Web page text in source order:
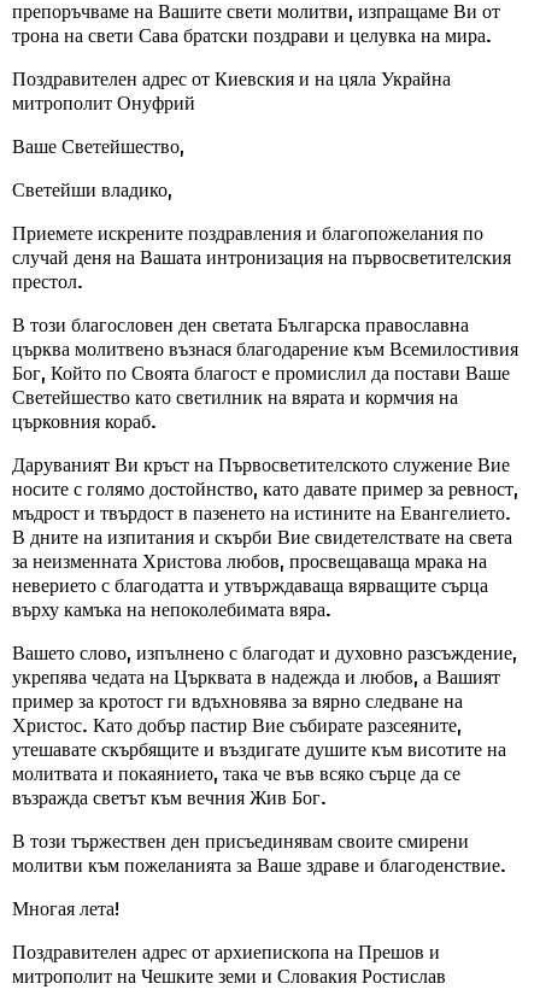
препоръчваме на Вашите свети молитви, изпращаме Ви от
трона на свети Сава братски поздрави и целувка на мира.
Поздравителен адрес от Киевския и на цяла Украйна
митрополит Онуфрий
Ваше Светейшество,
Светейши владико,
Приемете искрените поздравления и благопожелания по
случай деня на Вашата интронизация на първосветителския
престол.
В този благословен ден светата Българска православна
църква молитвено възнася благодарение към Всемилостивия
Бог, Който по Своята благост е промислил да постави Ваше
Светейшество като светилник на вярата и кормчия на
църковния кораб.
Даруваният Ви кръст на Първосветителското служение Вие
носите с голямо достойнство, като давате пример за ревност,
мъдрост и твърдост в пазенето на истините на Евангелието.
В дните на изпитания и скърби Вие свидетелствате на света
за неизменната Христова любов, просвещаваща мрака на
неверието с благодатта и утвърждаваща вярващите сърца
върху камъка на непоколебимата вяра.
Вашето слово, изпълнено с благодат и духовно разсъждение,
укрепява чедата на Църквата в надежда и любов, а Вашият
пример за кротост ги вдъхновява за вярно следване на
Христос. Като добър пастир Вие събирате разсеяните,
утешавате скърбящите и въздигате душите към висотите на
молитвата и покаянието, така че във всяко сърце да се
възражда светът към вечния Жив Бог.
В този тържествен ден присъединявам своите смирени
молитви към пожеланията за Ваше здраве и благоденствие.
Многая лета!
Поздравителен адрес от архиепископа на Прешов и
митрополит на Чешките земи и Словакия Ростислав